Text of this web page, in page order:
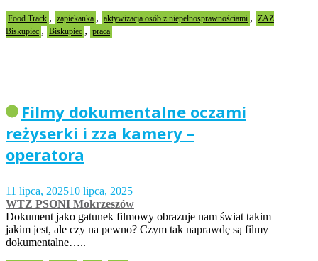
Food Track , zapiekanka , aktywizacja osób z niepełnosprawnościami ,
ZAZ
Biskupiec , Biskupiec , praca
Filmy dokumentalne oczami
reżyserki i zza kamery –
operatora
11 lipca, 202510 lipca, 2025
WTZ PSONI Mokrzeszów
Dokument jako gatunek filmowy obrazuje nam świat takim
jakim jest, ale czy na pewno? Czym tak naprawdę są filmy
dokumentalne…..